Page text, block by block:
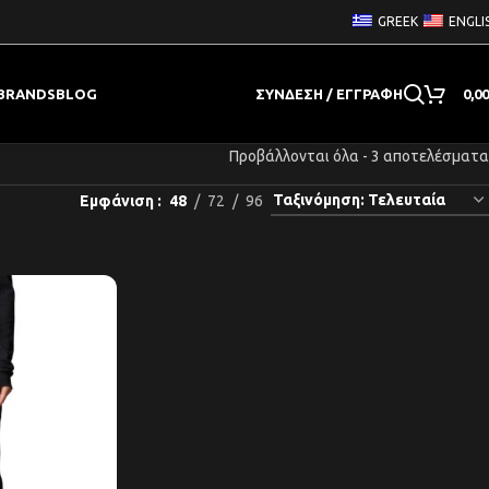
GREEK
BLOG ΣΎΝΔΕΣΗ / ΕΓΓΡΑΦΉ
Προβάλλονται όλα - 3 αποτελέσματα
Εμφάνιση 48 72 96